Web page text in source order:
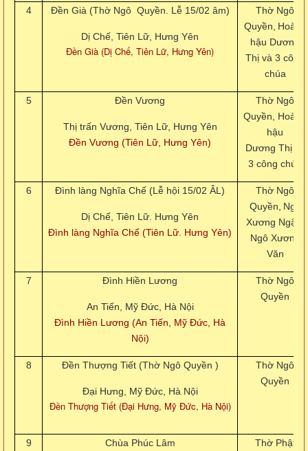
4 Đền Già (Thờ Ngô Quyền. Lễ 15/02 âm)
Dị Chế, Tiên Lữ, Hưng Yên
Đền Già (Dị Chế, Tiên Lữ, Hưng Yên)
Thờ Ngô
Quyền, Hoàng
hậu Dương
Thị và 3 công
chúa
5 Đền Vương
Thị trấn Vương, Tiên Lữ, Hưng Yên
Đền Vương (Tiên Lữ, Hưng Yên)
Thờ Ngô
Quyền, Hoàng
hậu
Dương Thị và
3 công chúa
6 Đình làng Nghĩa Chế (Lễ hội 15/02 ÂL)
Dị Chế, Tiên Lữ. Hưng Yên
Đình làng Nghĩa Chế (Tiên Lữ. Hưng Yên)
Thờ Ngô
Quyền, Ngô
Xương Ngập,
Ngô Xương
Văn
7 Đình Hiền Lương
An Tiến, Mỹ Đức, Hà Nội
Đình Hiền Lương (An Tiến, Mỹ Đức, Hà
Nội)
Thờ Ngô
Quyền
8 Đền Thượng Tiết (Thờ Ngô Quyền )
Đại Hưng, Mỹ Đức, Hà Nội
Đền Thượng Tiết (Đại Hưng, Mỹ Đức, Hà Nội)
Thờ Ngô
Quyền
9 Chùa Phúc Lâm
Thờ Phật